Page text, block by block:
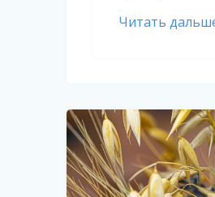
Читать